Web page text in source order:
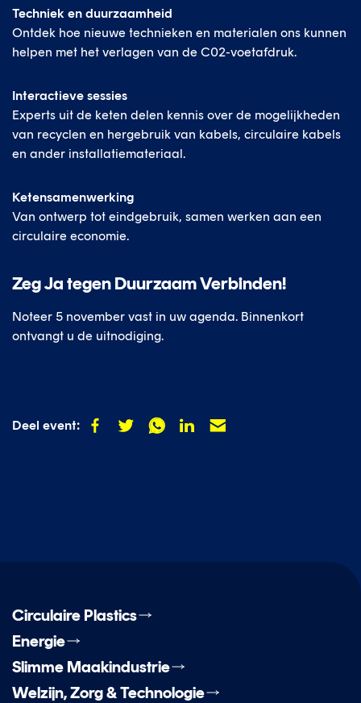
Techniek en duurzaamheid
Ontdek hoe nieuwe technieken en materialen ons kunnen
helpen met het verlagen van de C02-voetafdruk.
Interactieve sessies
Experts uit de keten delen kennis over de mogelijkheden
van recyclen en hergebruik van kabels, circulaire kabels
en ander installatiemateriaal.
Ketensamenwerking
Van ontwerp tot eindgebruik, samen werken aan een
circulaire economie.
Zeg Ja tegen Duurzaam Verbinden!
Noteer 5 november vast in uw agenda. Binnenkort
ontvangt u de uitnodiging.
Deel event:
Deel
Deel
Deel
Deel
Deel
Circulaire Plastics
Energie
Slimme Maakindustrie
Welzijn, Zorg & Technologie